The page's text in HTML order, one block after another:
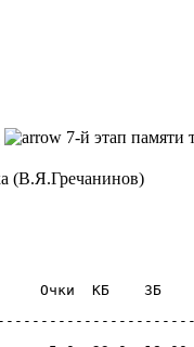
7-й этап памяти
(В.Я.Гречанинов)
Очки КБ ЗБ